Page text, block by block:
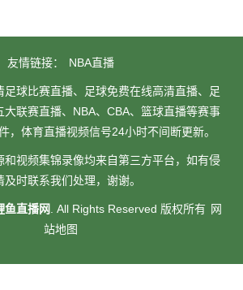
友情链接： NBA直播
足球比赛直播、足球免费在线高清直播、足
大联赛直播、NBA、CBA、篮球直播等赛事
，体育直播视频信号24小时不间断更新。
和视频集锦录像均来自第三方平台，如有侵
及时联系我们处理，谢谢。
鱼直播网. All Rights Reserved 版权所有 网
站地图